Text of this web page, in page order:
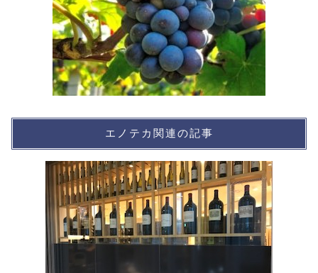
エノテカ関連の記事